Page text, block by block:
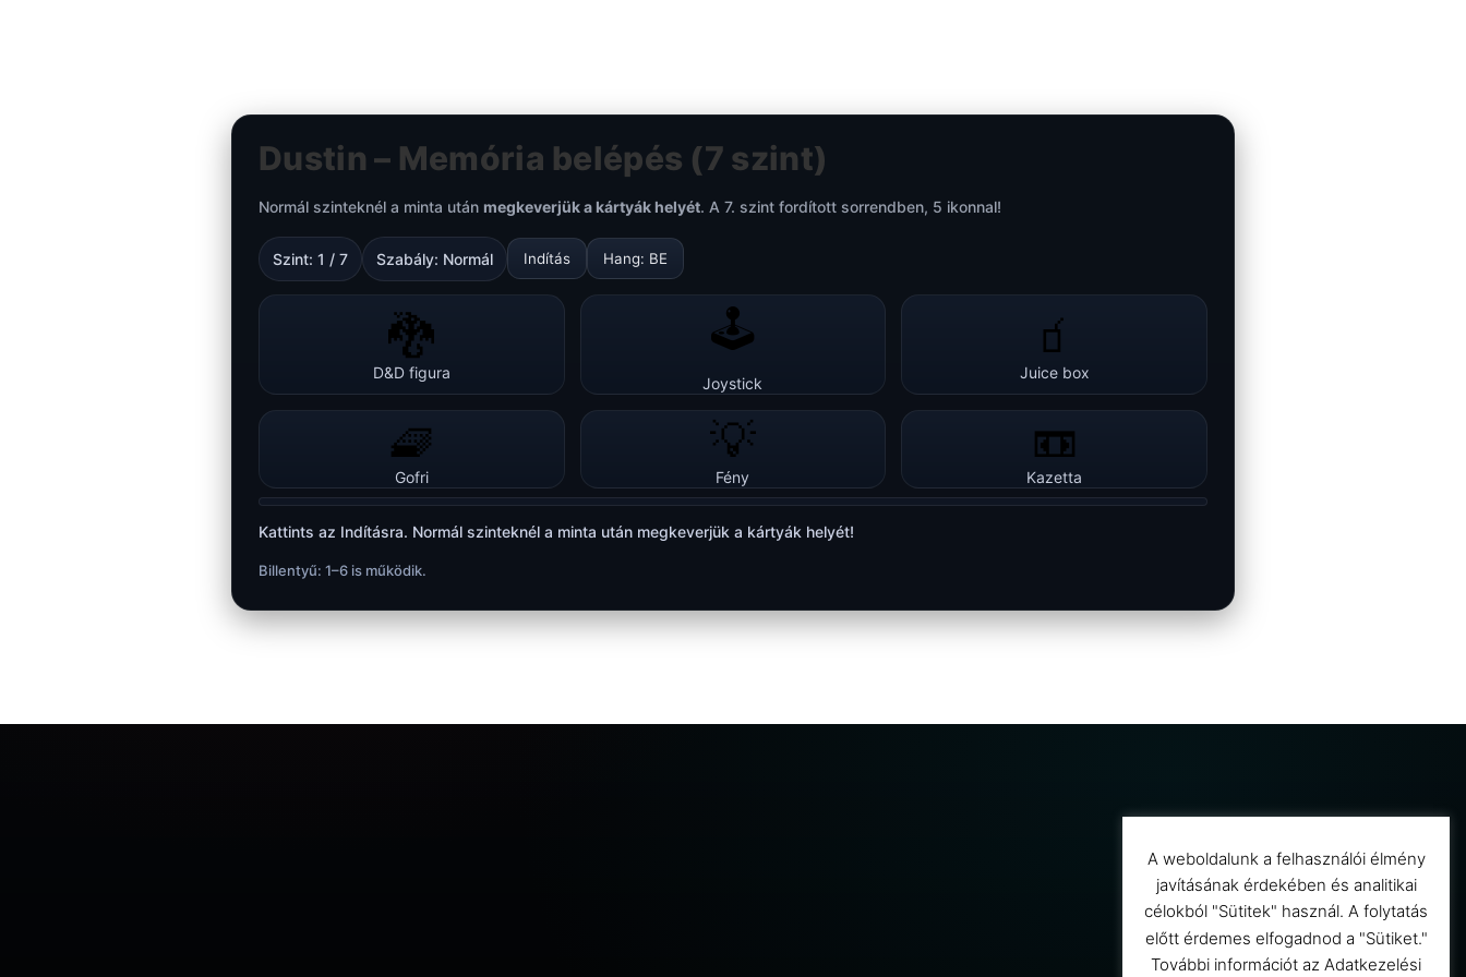
Dustin – Memória belépés (7 szint)
Normál szinteknél a minta után megkeverjük a kártyák helyét. A 7. szint fordított sorrendben, 5 ikonnal!
Szint: 1 / 7 Szabály: Normál Indítás Hang: BE
🐉
D&D figura
🕹️
Joystick
🧃
Juice box
🧇
Gofri
💡
Fény
📼
Kazetta
Kattints az Indításra. Normál szinteknél a minta után megkeverjük a kártyák helyét!
Billentyű: 1–6 is működik.
A weboldalunk a felhasználói élmény
javításának érdekében és analitikai
célokból "Sütitek" használ. A folytatás
előtt érdemes elfogadnod a "Sütiket."
További információt az Adatkezelési